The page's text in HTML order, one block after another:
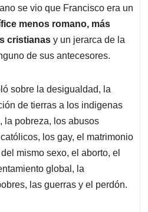
a
d
s
se vio que Francisco era un
menos romano, más
cristianas y un jerarca de la
de sus antecesores.
sobre la desigualdad, la
de tierras a los indigenas
la pobreza, los abusos
los gay, el matrimonio
mismo sexo, el aborto, el
global, la
las guerras y el perdón.